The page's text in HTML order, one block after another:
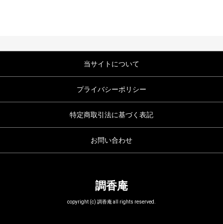
当サイトについて
プライバシーポリシー
特定商取引法に基づく表記
お問い合わせ
調香庵
copyright (c) 調香庵 all rights reserved.